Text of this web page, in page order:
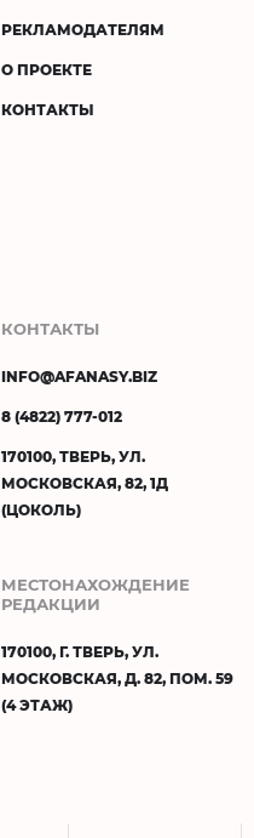
РЕКЛАМОДАТЕЛЯМ
О ПРОЕКТЕ
КОНТАКТЫ
КОНТАКТЫ
INFO@AFANASY.BIZ
8 (4822) 777-012
170100, ТВЕРЬ, УЛ.
МОСКОВСКАЯ, 82, 1Д
(ЦОКОЛЬ)
МЕСТОНАХОЖДЕНИЕ
РЕДАКЦИИ
170100, Г. ТВЕРЬ, УЛ.
МОСКОВСКАЯ, Д. 82, ПОМ. 59
(4 ЭТАЖ)